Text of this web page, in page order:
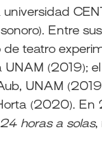
Entre
teatro
UNAM (2019);
UNAM
(2020). En
24 horas a solas,